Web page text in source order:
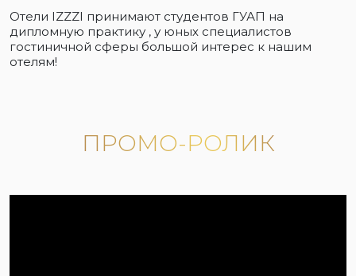
Отели IZZZI принимают студентов ГУАП на
дипломную практику , у юных специалистов
гостиничной сферы большой интерес к нашим
отелям!
ПРОМО-РОЛИК